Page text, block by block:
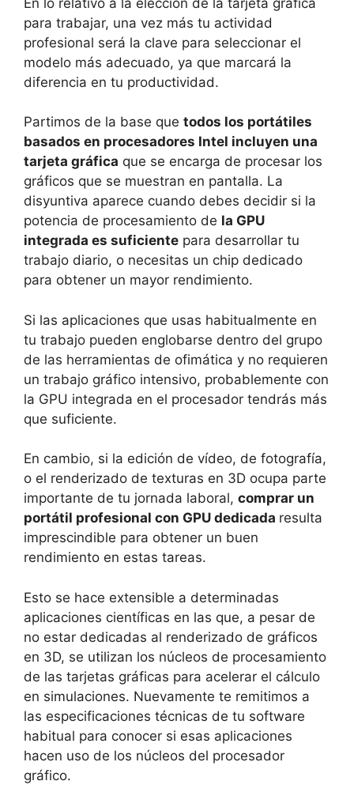
para trabajar, una vez más tu actividad
profesional será la clave para seleccionar el
modelo más adecuado, ya que marcará la
diferencia en tu productividad.
Partimos de la base que todos los portátiles
basados en procesadores Intel incluyen una
tarjeta gráfica que se encarga de procesar los
gráficos que se muestran en pantalla. La
disyuntiva aparece cuando debes decidir si la
potencia de procesamiento de la GPU
integrada es suficiente para desarrollar tu
trabajo diario, o necesitas un chip dedicado
para obtener un mayor rendimiento.
Si las aplicaciones que usas habitualmente en
tu trabajo pueden englobarse dentro del grupo
de las herramientas de ofimática y no requieren
un trabajo gráfico intensivo, probablemente con
la GPU integrada en el procesador tendrás más
que suficiente.
En cambio, si la edición de vídeo, de fotografía,
o el renderizado de texturas en 3D ocupa parte
importante de tu jornada laboral, comprar un
portátil profesional con GPU dedicada resulta
imprescindible para obtener un buen
rendimiento en estas tareas.
Esto se hace extensible a determinadas
aplicaciones científicas en las que, a pesar de
no estar dedicadas al renderizado de gráficos
en 3D, se utilizan los núcleos de procesamiento
de las tarjetas gráficas para acelerar el cálculo
en simulaciones. Nuevamente te remitimos a
las especificaciones técnicas de tu software
habitual para conocer si esas aplicaciones
hacen uso de los núcleos del procesador
gráfico.